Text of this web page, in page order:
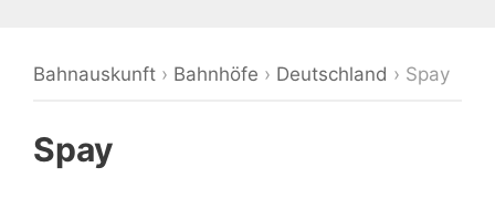
Bahnauskunft › Bahnhöfe › Deutschland › Spay
Spay